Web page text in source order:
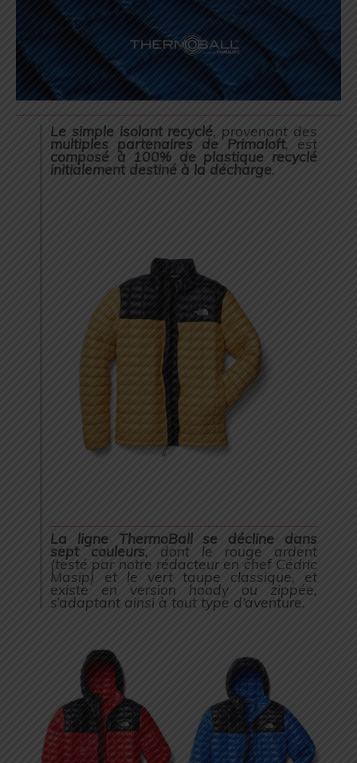
Le simple isolant recyclé, provenant des
multiples partenaires de Primaloft, est
composé à 100% de plastique recyclé
initialement destiné à la décharge.
La ligne ThermoBallse décline dans
sept couleurs, dont le rouge ardent
(testé par notre rédacteur en chef Cédric
Masip) et le vert taupe classique, et
existe en version hoody ou zippée,
s’adaptant ainsi à tout type d’aventure.